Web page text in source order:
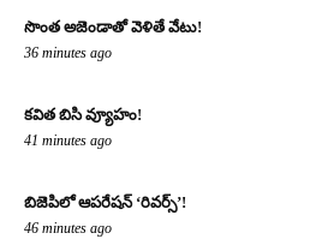
సొంత అజెండాతో వెళితే వేటు!
36 minutes ago
కవిత బిసి వ్యూహం!
41 minutes ago
బిజెపిలో ఆపరేషన్ ‘రివర్స్’!
46 minutes ago